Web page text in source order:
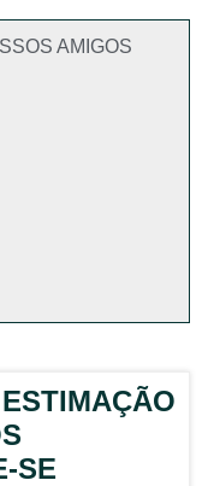
AMIGOS
SE